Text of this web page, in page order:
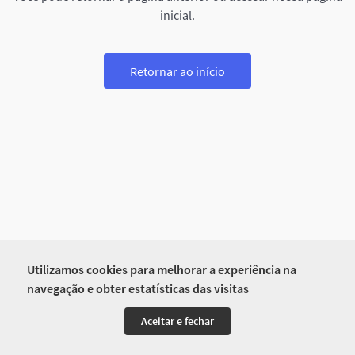
Utilizamos cookies para melhorar a experiência na
navegação e obter estatísticas das visitas
Aceitar e fechar
inicial.
Retornar ao início